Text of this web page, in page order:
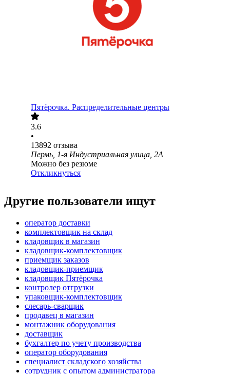
Пятёрочка. Распределительные центры
3.6
•
13892 отзыва
Пермь, 1-я Индустриальная улица, 2А
Можно без резюме
Откликнуться
Другие пользователи ищут
оператор доставки
комплектовщик на склад
кладовщик в магазин
кладовщик-комплектовщик
приемщик заказов
кладовщик-приемщик
кладовщик Пятёрочка
контролер отгрузки
упаковщик-комплектовщик
слесарь-сварщик
продавец в магазин
монтажник оборудования
доставщик
бухгалтер по учету производства
оператор оборудования
специалист складского хозяйства
сотрудник с опытом администратора